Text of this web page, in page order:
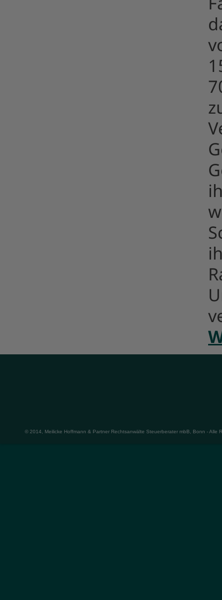
© 2014, Meilicke Hoffmann & Partner Rechtsanwälte Steuerberater mbB, Bonn - Alle